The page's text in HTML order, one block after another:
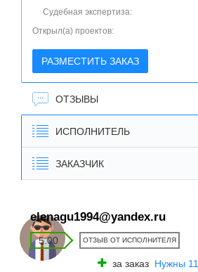
Судебная экспертиза:
Открыл(а) проектов:
РАЗМЕСТИТЬ ЗАКАЗ
ОТЗЫВЫ
ИСПОЛНИТЕЛЬ
ЗАКАЗЧИК
elenagu1994@yandex.ru
5.00 ОТЗЫВ ОТ ИСПОЛНИТЕЛЯ
за заказ Нужны